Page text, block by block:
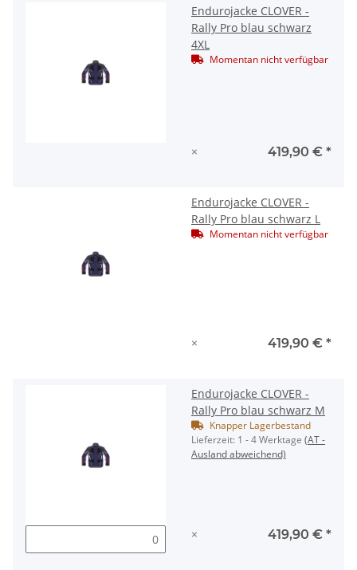
Endurojacke CLOVER -
Rally Pro blau schwarz
4XL
Momentan nicht verfügbar
× 419,90 € *
Endurojacke CLOVER -
Rally Pro blau schwarz L
Momentan nicht verfügbar
× 419,90 € *
Endurojacke CLOVER -
Rally Pro blau schwarz M
Knapper Lagerbestand
Lieferzeit: 1 - 4 Werktage (AT -
Ausland abweichend)
× 419,90 € *